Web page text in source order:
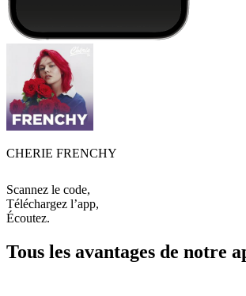
CHERIE FRENCHY
Scannez le code,
Téléchargez l’app,
Écoutez.
Tous les avantages de notre